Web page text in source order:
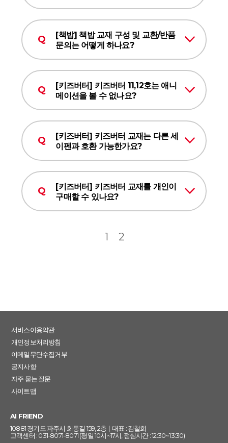
[책밥] 책밥 교재 구성 및 교환/반품
문의는 어떻게 하나요?
[키즈버터] 키즈버터 11,12호는 애니
메이션을 볼 수 없나요?
[키즈버터] 키즈버터 교재는 다른 세
이펜과 호환 가능한가요?
[키즈버터] 키즈버터 교재를 개인이
구매할 수 있나요?
1 2
서비스이용약관
개인정보처리방침
이메일무단수집거부
공지사항
자주 묻는 질문
사이트맵
AI FRIEND
10881 경기도 파주시 회동길 159, 2층 | 대표 : 김철희
고객센터 : 031-8071-8071 (평일 10시~17시, 점심시간 : 12:30~13:30)